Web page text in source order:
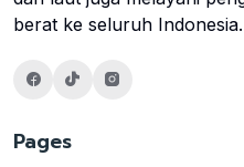
berat ke seluruh Indonesia.
Pages